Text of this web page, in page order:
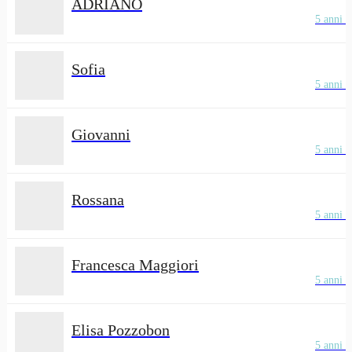
ADRIANO
5 anni
Sofia
5 anni
Giovanni
5 anni
Rossana
5 anni
Francesca Maggiori
5 anni
Elisa Pozzobon
5 anni